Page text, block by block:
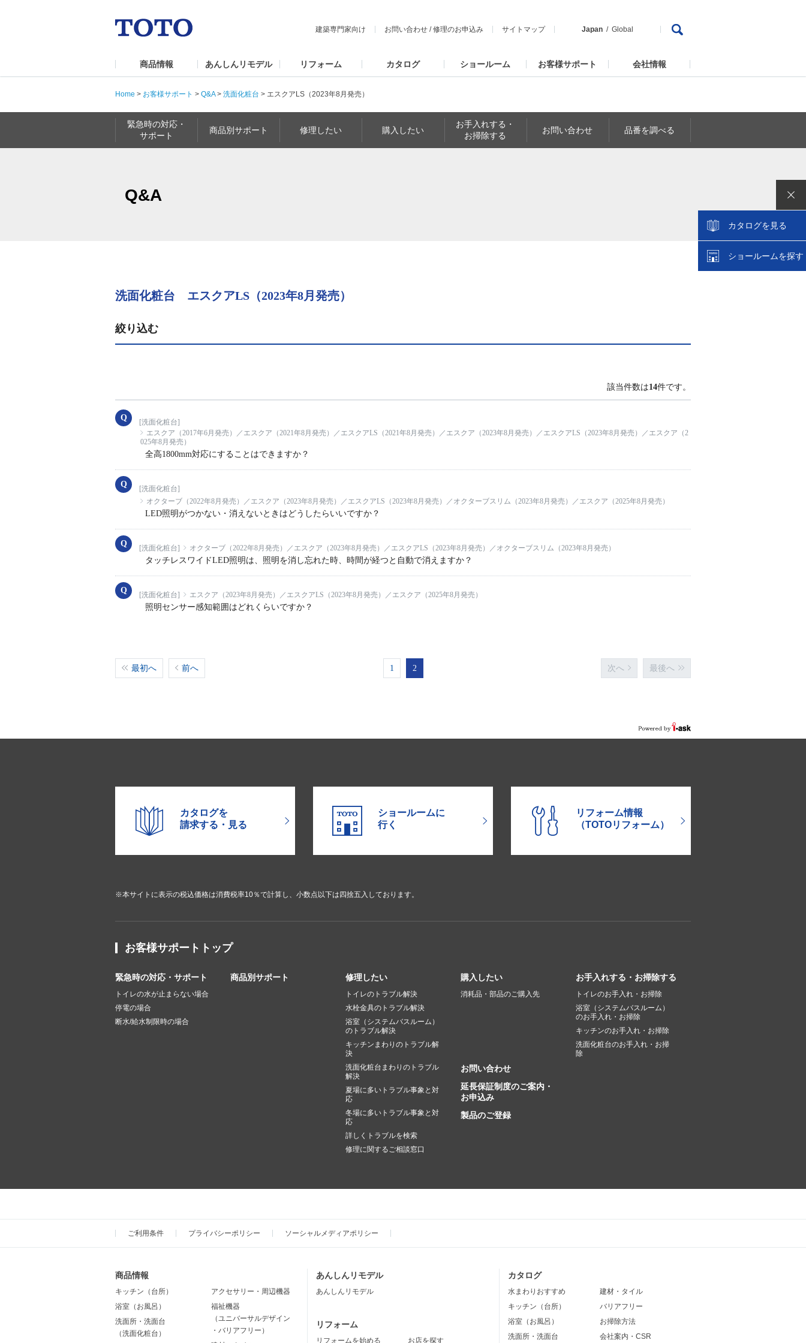
建築専門家向け お問い合わせ /修理のお申込み サイトマップ Japan Global
商品情報 あんしんリモデル リフォーム カタログ ショールーム お客様サポート 会社情報
Home > お客様サポート > Q&A> 洗面化粧台 > エスクアLS（2023年8月発売）
緊急時の対応・
サポート
商品別サポート 修理したい 購入したい
お手入れする・
お掃除する
お問い合わせ 品番を調べる
カタログを見る
ショールームを探す
Q&A
洗面化粧台 エスクアLS（2023年8月発売）
絞り込む
該当件数は14件です。
[洗面化粧台]
エスクア（2017年6月発売）／エスクア（2021年8月発売）／エスクアLS（2021年8月発売）／エスクア（2023年8月発売）／エスクアLS（2023年8月発売）／エスクア（2
025年8月発売）
全高1800mm対応にすることはできますか？
[洗面化粧台]
オクターブ（2022年8月発売）／エスクア（2023年8月発売）／エスクアLS（2023年8月発売）／オクターブスリム（2023年8月発売）／エスクア（2025年8月発売）
LED照明がつかない・消えないときはどうしたらいいですか？
[洗面化粧台] オクターブ（2022年8月発売）／エスクア（2023年8月発売）／エスクアLS（2023年8月発売）／オクターブスリム（2023年8月発売）
タッチレスワイドLED照明は、照明を消し忘れた時、時間が経つと自動で消えますか？
[洗面化粧台] エスクア（2023年8月発売）／エスクアLS（2023年8月発売）／エスクア（2025年8月発売）
照明センサー感知範囲はどれくらいですか？
最初へ 前へ 1 2 次へ 最後へ
カタログを
請求する・見る
ショールームに
行く
リフォーム情報
（TOTOリフォーム）
※本サイトに表示の税込価格は消費税率10％で計算し、小数点以下は四捨五入しております。
お客様サポートトップ
緊急時の対応・サポート
トイレの水が止まらない場合
停電の場合
断水/給水制限時の場合
商品別サポート 修理したい
トイレのトラブル解決
水栓金具のトラブル解決
浴室（システムバスルーム）
のトラブル解決
キッチンまわりのトラブル解
決
洗面化粧台まわりのトラブル
解決
夏場に多いトラブル事象と対
応
冬場に多いトラブル事象と対
応
詳しくトラブルを検索
修理に関するご相談窓口
購入したい
消耗品・部品のご購入先
お手入れする・お掃除する
トイレのお手入れ・お掃除
浴室（システムバスルーム）
のお手入れ・お掃除
キッチンのお手入れ・お掃除
洗面化粧台のお手入れ・お掃
除
お問い合わせ
延長保証制度のご案内・
お申込み
製品のご登録
ご利用条件 プライバシーポリシー ソーシャルメディアポリシー
商品情報
キッチン（台所）
浴室（お風呂）
洗面所・洗面台
（洗面化粧台）
アクセサリー・周辺機器
福祉機器
（ユニバーサルデザイン
・バリアフリー）
あんしんリモデル
あんしんリモデル
リフォーム
リフォームを始める お店を探す
カタログ
水まわりおすすめ
キッチン（台所）
浴室（お風呂）
洗面所・洗面台
建材・タイル
バリアフリー
お掃除方法
会社案内・CSR